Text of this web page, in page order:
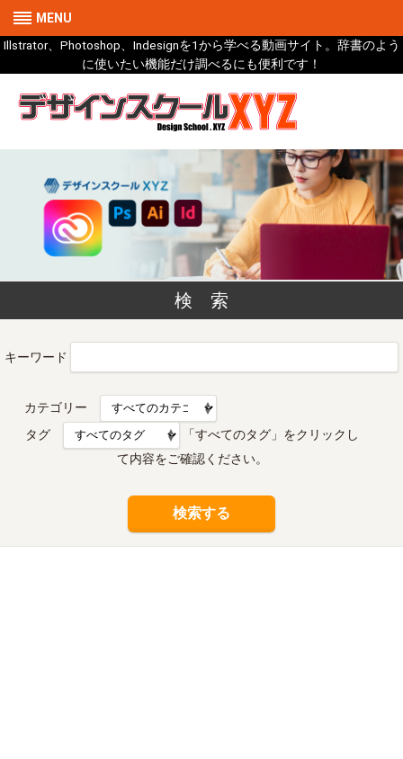
MENU
Illstrator、Photoshop、Indesignを1から学べる動画サイト。辞書のよう
に使いたい機能だけ調べるにも便利です！
検 索
キーワード
カテゴリー
タグ
「すべてのタグ」をクリックし
て内容をご確認ください。
検索する